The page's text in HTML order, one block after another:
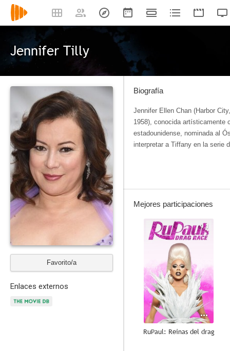
Jennifer Tilly
Favorito/a
Enlaces externos
Biografía
Jennifer Ellen Chan (Harbor
1958), conocida artísticamente
estadounidense, nominada al
interpretar a Tiffany en la serie
Mejores participaciones
9.1
RuPaul: Reinas del drag